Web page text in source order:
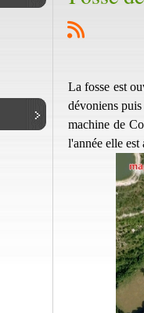
La fosse est
dévoniens
machine de
l'année elle est